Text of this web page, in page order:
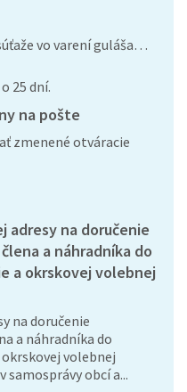
vo varení guláša…
25 dní.
na pošte
zmenené otváracie
adresy na doručenie
a náhradníka do
a okrskovej volebnej
na doručenie
a náhradníka do
volebnej
samosprávy obcí a...